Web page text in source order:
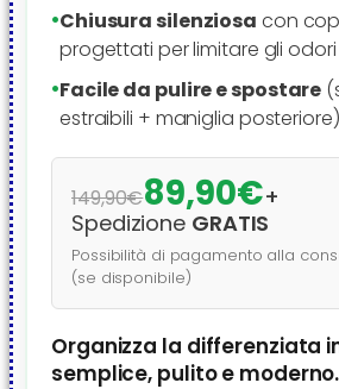
•Chiusura silenziosa con
progettati per limitare gli odori
•Facile da pulire e spostare
estraibili + maniglia posteriore)
149,90€89,90€+
Spedizione GRATIS
Possibilità di pagamento alla
(se disponibile)
Organizza la differenziata
semplice, pulito e moderno.